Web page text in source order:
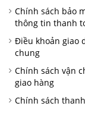
Chính sách bảo
thông tin thanh
Điều khoản giao
chung
Chính sách vận
giao hàng
Chính sách